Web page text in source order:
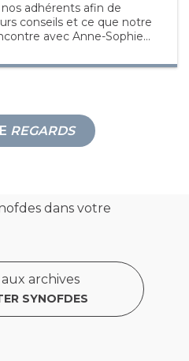
adhérents afin de
conseils et ce que notre
avec Anne-Sophie...
REGARDS
archives
SYNOFDES